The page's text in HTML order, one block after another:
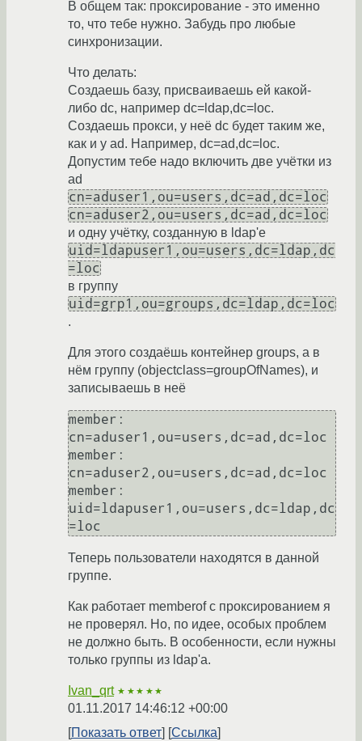
В общем так: проксирование - это именно
то, что тебе нужно. Забудь про любые
синхронизации.
Что делать:
Создаешь базу, присваиваешь ей какой-
либо dc, например dc=ldap,dc=loc.
Создаешь прокси, у неё dc будет таким же,
как и у ad. Например, dc=ad,dc=loc.
Допустим тебе надо включить две учётки из
ad
cn=aduser1,ou=users,dc=ad,dc=loc
cn=aduser2,ou=users,dc=ad,dc=loc
и одну учётку, созданную в ldap'е
uid=ldapuser1,ou=users,dc=ldap,dc
=loc
в группу
uid=grp1,ou=groups,dc=ldap,dc=loc
.
Для этого создаёшь контейнер groups, а в
нём группу (objectclass=groupOfNames), и
записываешь в неё
member:
cn=aduser1,ou=users,dc=ad,dc=loc
member:
cn=aduser2,ou=users,dc=ad,dc=loc
member:
uid=ldapuser1,ou=users,dc=ldap,dc
Теперь пользователи находятся в данной
группе.
Как работает memberof с проксированием я
не проверял. Но, по идее, особых проблем
не должно быть. В особенности, если нужны
только группы из ldap'а.
Ivan_qrt ★★★★★
01.11.2017 14:46:12 +00:00
Показать ответ
Ссылка